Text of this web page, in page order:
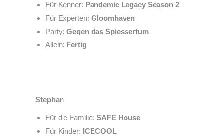
Für Kenner: Pandemic Legacy Season 2
Für Experten: Gloomhaven
Party: Gegen das Spiessertum
Allein: Fertig
Stephan
Für die Familie: SAFE House
Für Kinder: ICECOOL